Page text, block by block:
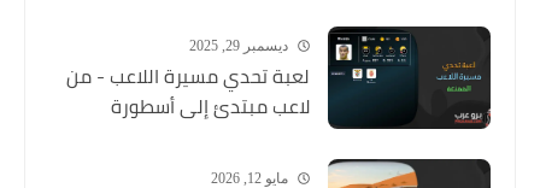
ديسمبر 29, 2025
لعبة تحدي مسيرة اللاعب - من
لاعب مبتدئ إلى أسطورة
مايو 12, 2026